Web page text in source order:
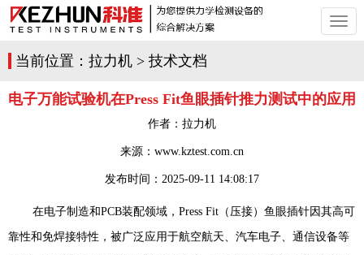
切
换
当前位置： 拉力机 > 技术文档
电子万能试验机在Press Fit鱼眼插针推力测试中的应用
作者： 拉力机
来源：www.kztest.com.cn
发布时间： 2025-09-11 14:08:17
在电子制造和PCB装配领域， Press Fit （压接）鱼眼插针因其高可
靠性和免焊接特性，被广泛应用于航空航天、汽车电子、通信设备等